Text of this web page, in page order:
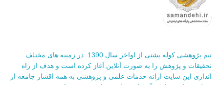
تیم پژوهشی کوله پشتی از اواخر سال 1390 در زمینه های مختلف
تحقیقات و پژوهش را به صورت آنلاین آغاز کرده است و هدف از راه
اندازی این سایت ارائه خدمات علمی و پژوهشی به همه اقشار جامعه از